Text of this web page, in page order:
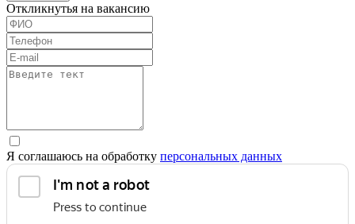
Откликнутья на вакансию
Я соглашаюсь на обработку персональных данных